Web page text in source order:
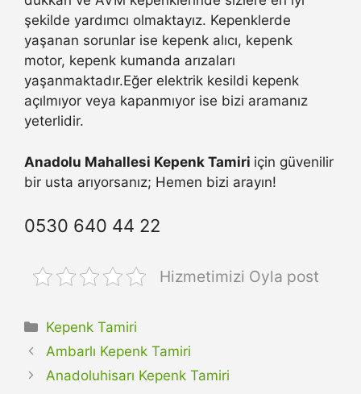
şekilde yardımcı olmaktayız. Kepenklerde
yaşanan sorunlar ise kepenk alıcı, kepenk
motor, kepenk kumanda arızaları
yaşanmaktadır.Eğer elektrik kesildi kepenk
açılmıyor veya kapanmıyor ise bizi aramanız
yeterlidir.
Anadolu Mahallesi Kepenk Tamiri için güvenilir
bir usta arıyorsanız; Hemen bizi arayın!
0530 640 44 22
Hizmetimizi Oyla post
Kategoriler
Kepenk Tamiri
Ambarlı Kepenk Tamiri
Anadoluhisarı Kepenk Tamiri